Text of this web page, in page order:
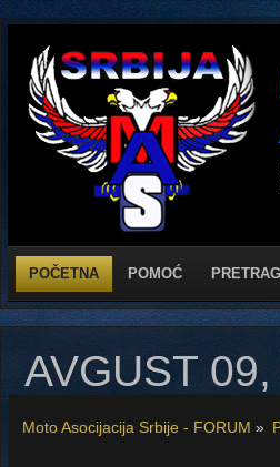
POČETNA POMOĆ
AVGUST
Moto Asocijacija Srbije - FORUM »